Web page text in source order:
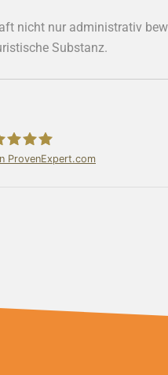
nicht nur administrativ
Substanz.
ProvenExpert.com